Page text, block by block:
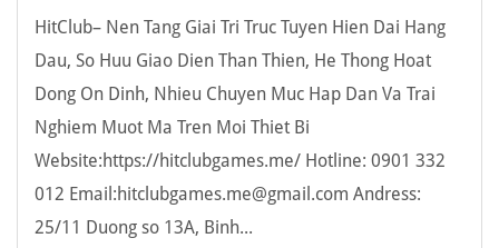
HitClub– Nen Tang Giai Tri Truc Tuyen Hien Dai Hang
Dau, So Huu Giao Dien Than Thien, He Thong Hoat
Dong On Dinh, Nhieu Chuyen Muc Hap Dan Va Trai
Nghiem Muot Ma Tren Moi Thiet Bi
Website:https://hitclubgames.me/ Hotline: 0901 332
012 Email:hitclubgames.me@gmail.com Andress:
25/11 Duong so 13A, Binh...